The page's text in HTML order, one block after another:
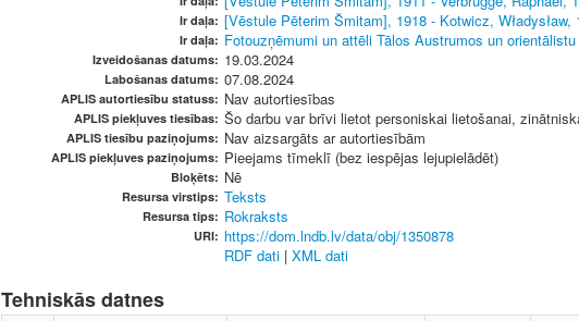
Ir daļa: [Vēstule Pēterim Šmitam], 1918 - Kotwicz,
Ir daļa: Fotouzņēmumi un attēli Tālos Austrumos un
Izveidošanas datums: 19.03.2024
Labošanas datums: 07.08.2024
APLIS autortiesību statuss: Nav autortiesības
APLIS piekļuves tiesības: Šo darbu var brīvi lietot personiskai lietošanai,
APLIS tiesību paziņojums: Nav aizsargāts ar autortiesībām
APLIS piekļuves paziņojums: Pieejams tīmeklī (bez iespējas lejupielādēt)
Bloķēts: Nē
Resursa virstips: Teksts
Resursa tips: Rokraksts
URI: https://dom.lndb.lv/data/obj/1350878
RDF dati | XML dati
Tehniskās datnes